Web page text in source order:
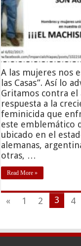
A las mujeres nos
las Casas”. Así lo
Gritamos contra el
respuesta a la
feminicida que
este emblemático
ubicado en el
alemanas,
otras, …
Read More »
« 1 2 3 4